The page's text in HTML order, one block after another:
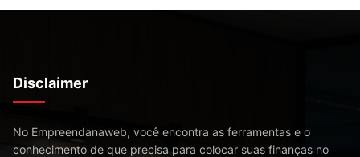
Disclaimer
No Empreendanaweb, você encontra as ferramentas e o
conhecimento de que precisa para colocar suas finanças no